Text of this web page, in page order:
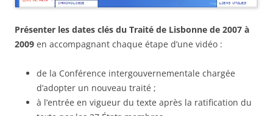
Présenter les dates clés du Traité de Lisbonne de 2007 à
2009 en accompagnant chaque étape d’une vidéo :
de la Conférence intergouvernementale chargée
d’adopter un nouveau traité ;
à l’entrée en vigueur du texte après la ratification du